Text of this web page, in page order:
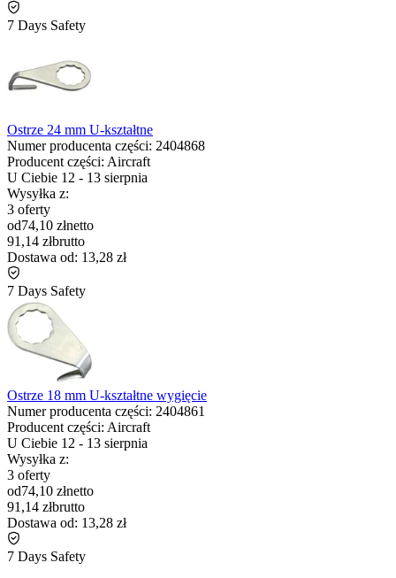
7 Days Safety
Ostrze 24 mm U-kształtne
Numer producenta części: 2404868
Producent części: Aircraft
U Ciebie 12 - 13 sierpnia
Wysyłka z:
3 oferty
od74,10 złnetto
91,14 złbrutto
Dostawa od: 13,28 zł
7 Days Safety
Ostrze 18 mm U-kształtne wygięcie
Numer producenta części: 2404861
Producent części: Aircraft
U Ciebie 12 - 13 sierpnia
Wysyłka z:
3 oferty
od74,10 złnetto
91,14 złbrutto
Dostawa od: 13,28 zł
7 Days Safety